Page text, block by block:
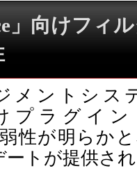
」向けフィ
メントシス
プラグイン
性が明らか
ートが提供さ